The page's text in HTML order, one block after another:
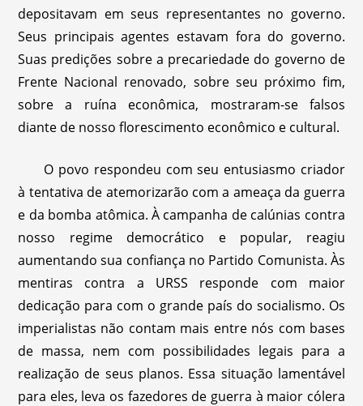
depositavam em seus representantes no governo.
Seus principais agentes estavam fora do governo.
Suas predições sobre a precariedade do governo de
Frente Nacional renovado, sobre seu próximo fim,
sobre a ruína econômica, mostraram-se falsos
diante de nosso florescimento econômico e cultural.
O povo respondeu com seu entusiasmo criador
à tentativa de atemorizarão com a ameaça da guerra
e da bomba atômica. À campanha de calúnias contra
nosso regime democrático e popular, reagiu
aumentando sua confiança no Partido Comunista. Às
mentiras contra a URSS responde com maior
dedicação para com o grande país do socialismo. Os
imperialistas não contam mais entre nós com bases
de massa, nem com possibilidades legais para a
realização de seus planos. Essa situação lamentável
para eles, leva os fazedores de guerra à maior cólera